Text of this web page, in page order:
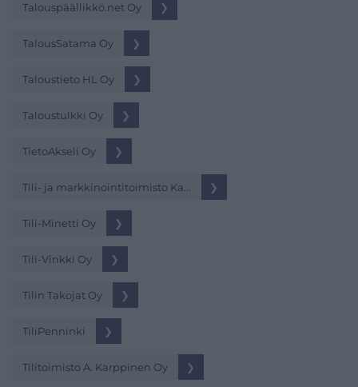
Talouspäällikkö.net Oy ❯
TalousSatama Oy ❯
Taloustieto HL Oy ❯
Taloustulkki Oy ❯
TietoAkseli Oy ❯
Tili- ja markkinointitoimisto Ka... ❯
Tili-Minetti Oy ❯
Tili-Vinkki Oy ❯
Tilin Takojat Oy ❯
TiliPenninki ❯
Tilitoimisto A. Karppinen Oy ❯